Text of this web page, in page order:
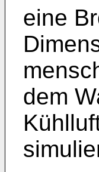
eine
dem